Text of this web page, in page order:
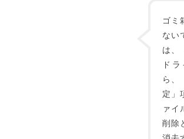
ゴミ
ない
は、
ド
ら、
定」
ァイ
削除